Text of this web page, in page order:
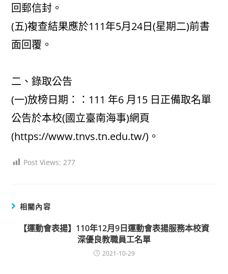
回郵信封。
(五)複查結果應於111年5月24日(星期二)前書
面回覆。
二、錄取公告
(一)放榜日期：：111 年6 月15 日正備取名單
公告於本校(國立臺南海事)網頁
(https://www.tnvs.tn.edu.tw/)。
Post Views: 277
相關內容
【運動會表揚】110年12月9日運動會表揚服務本校資
深優良教職員工名單
2021-10-29